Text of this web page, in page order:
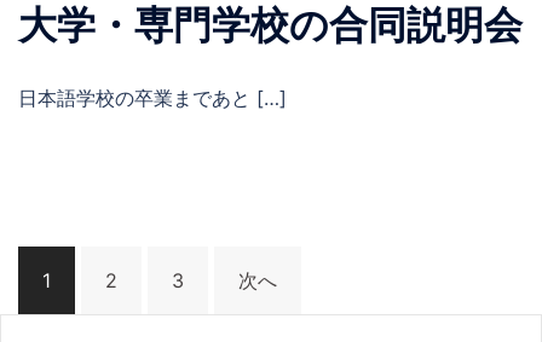
大学・専門学校の合同説明会
日本語学校の卒業まであと […]
1 2 3 次へ